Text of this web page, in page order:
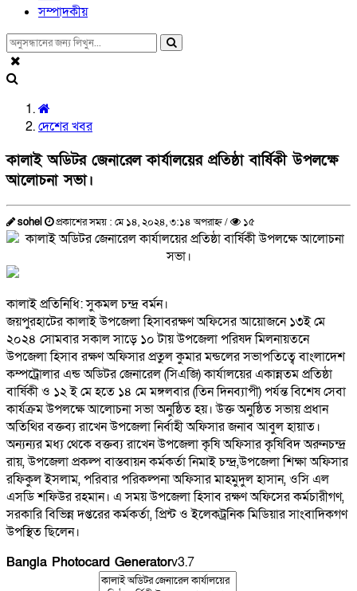
সম্পাদকীয়
দেশের খবর
কালাই অডিটর জেনারেল কার্যালয়ের প্রতিষ্ঠা বার্ষিকী উপলক্ষে
আলোচনা সভা।
sohel প্রকাশের সময় : মে ১৪, ২০২৪, ৩:১৪ অপরাহ্ন / ১৫
কালাই প্রতিনিধি: সুকমল চন্দ্র বর্মন।
জয়পুরহাটের কালাই উপজেলা হিসাবরক্ষণ অফিসের আয়োজনে ১৩ই মে
২০২৪ সোমবার সকাল সাড়ে ১০ টায় উপজেলা পরিষদ মিলনায়তনে
উপজেলা হিসাব রক্ষণ অফিসার প্রতুল কুমার মন্ডলের সভাপতিত্বে বাংলাদেশ
কম্পট্রোলার এন্ড অডিটর জেনারেল (সিএজি) কার্যালয়ের একান্নতম প্রতিষ্ঠা
বার্ষিকী ও ১২ ই মে হতে ১৪ মে মঙ্গলবার (তিন দিনব্যাপী) পর্যন্ত বিশেষ সেবা
কার্যক্রম উপলক্ষে আলোচনা সভা অনুষ্ঠিত হয়। উক্ত অনুষ্ঠিত সভায় প্রধান
অতিথির বক্তব্য রাখেন উপজেলা নির্বাহী অফিসার জনাব আবুল হায়াত।
অন্যন্যর মধ্য থেকে বক্তব্য রাখেন উপজেলা কৃষি অফিসার কৃষিবিদ অরুনচন্দ্র
রায়, উপজেলা প্রকল্প বাস্তবায়ন কর্মকর্তা নিমাই চন্দ্র,উপজেলা শিক্ষা অফিসার
রফিকুল ইসলাম, পরিবার পরিকল্পনা অফিসার মাহমুদুল হাসান, ওসি এল
এসডি শফিউর রহমান। এ সময় উপজেলা হিসাব রক্ষণ অফিসের কর্মচারীগণ,
সরকারি বিভিন্ন দপ্তরের কর্মকর্তা, প্রিন্ট ও ইলেকট্রনিক মিডিয়ার সাংবাদিকগণ
উপস্থিত ছিলেন।
Bangla Photocard Generatorv3.7